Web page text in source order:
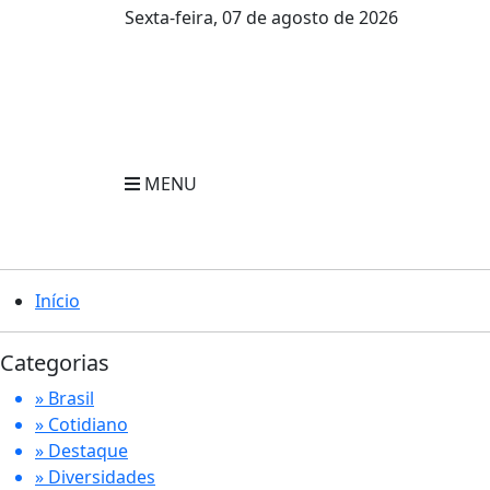
Sexta-feira, 07 de agosto de 2026
MENU
Início
Categorias
» Brasil
» Cotidiano
» Destaque
» Diversidades